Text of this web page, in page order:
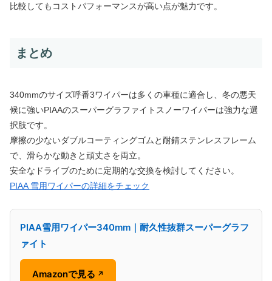
比較してもコストパフォーマンスが高い点が魅力です。
まとめ
340mmのサイズ呼番3ワイパーは多くの車種に適合し、冬の悪天
候に強いPIAAのスーパーグラファイトスノーワイパーは強力な選
択肢です。
摩擦の少ないダブルコーティングゴムと耐錆ステンレスフレーム
で、滑らかな動きと頑丈さを両立。
安全なドライブのために定期的な交換を検討してください。
PIAA 雪用ワイパーの詳細をチェック
PIAA雪用ワイパー340mm｜耐久性抜群スーパーグラフ
ァイト
Amazonで見る ↗